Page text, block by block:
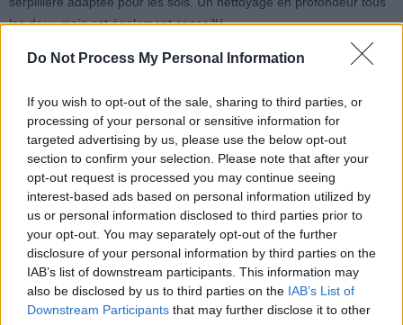
Do Not Process My Personal Information
If you wish to opt-out of the sale, sharing to third parties, or
processing of your personal or sensitive information for
targeted advertising by us, please use the below opt-out
section to confirm your selection. Please note that after your
opt-out request is processed you may continue seeing
interest-based ads based on personal information utilized by
us or personal information disclosed to third parties prior to
your opt-out. You may separately opt-out of the further
disclosure of your personal information by third parties on the
IAB’s list of downstream participants. This information may
also be disclosed by us to third parties on the IAB’s List of
Downstream Participants that may further disclose it to other
les deux mois est également conseillé.
Dans un foyer avec des enfants, des animaux ou des personnes
une à deux fois par semaine. Il est également important d’aérer
chaque jour pendant une vingtaine de minutes, de maintenir une
humidité inférieure à 50 %, et d’utiliser un purificateur d’air si
nécessaire. Enfin, éviter de stocker des cartons ou des objets sous
le lit peut aussi contribuer à améliorer la qualité de l’air intérieur.